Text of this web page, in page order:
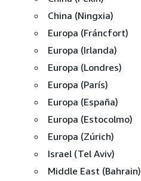
China (Ningxia)
Europa (Fráncfort)
Europa (Irlanda)
Europa (Londres)
Europa (París)
Europa (España)
Europa (Estocolmo)
Europa (Zúrich)
Israel (Tel Aviv)
Middle East (Bahrain)